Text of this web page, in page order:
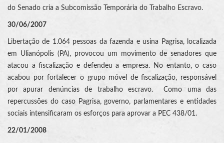
do Senado cria a Subcomissão Temporária do Trabalho Escravo.
30/06/2007
Libertação de 1.064 pessoas da fazenda e usina Pagrisa, localizada
em Ulianópolis (PA), provocou um movimento de senadores que
atacou a fiscalização e defendeu a empresa. No entanto, o caso
acabou por fortalecer o grupo móvel de fiscalização, responsável
por apurar denúncias de trabalho escravo. Como uma das
repercussões do caso Pagrisa, governo, parlamentares e entidades
sociais intensificaram os esforços para aprovar a PEC 438/01.
22/01/2008